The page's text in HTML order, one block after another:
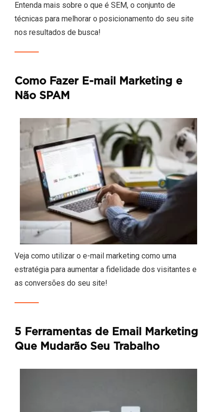
Entenda mais sobre o que é SEM, o conjunto de
técnicas para melhorar o posicionamento do seu site
nos resultados de busca!
Como Fazer E-mail Marketing e
Não SPAM
Veja como utilizar o e-mail marketing como uma
estratégia para aumentar a fidelidade dos visitantes e
as conversões do seu site!
5 Ferramentas de Email Marketing
Que Mudarão Seu Trabalho